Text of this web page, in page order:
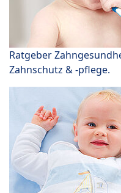
Ratgeber
Zahnschutz & -pflege.